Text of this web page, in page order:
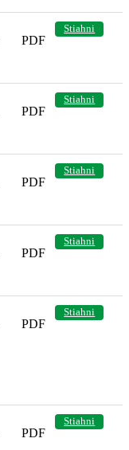
PDF
Stiahni
PDF
Stiahni
PDF
Stiahni
PDF
Stiahni
PDF
Stiahni
PDF
Stiahni